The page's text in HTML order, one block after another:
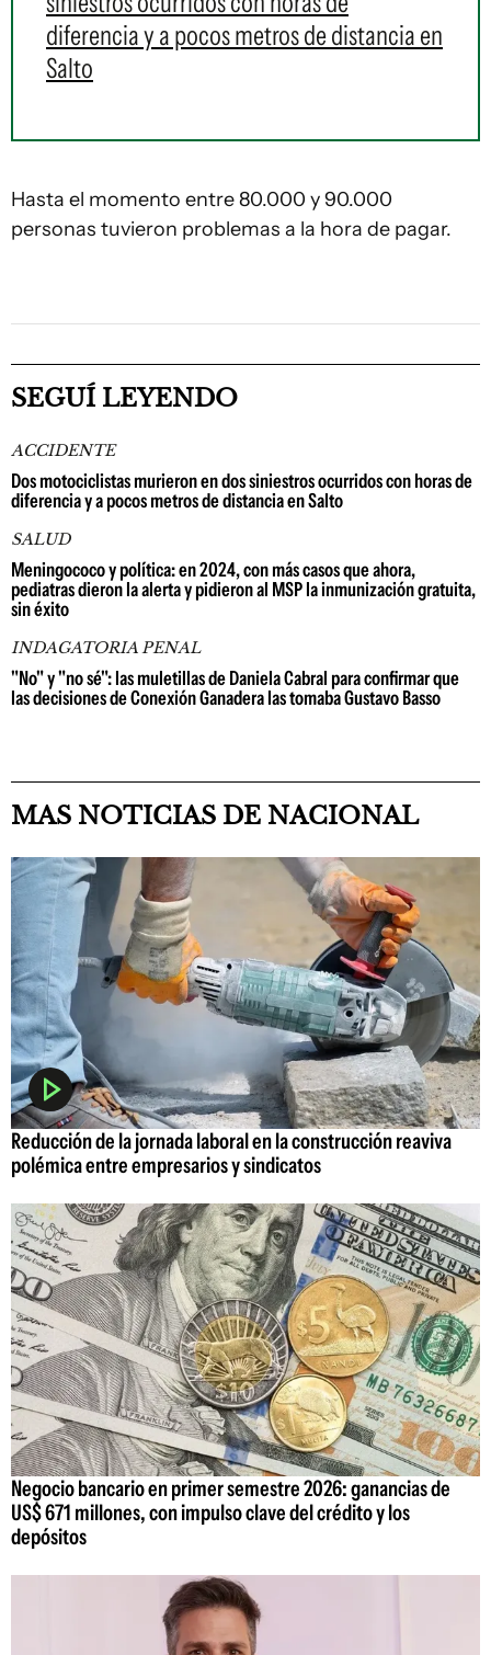
diferencia y a pocos metros de distancia en
Salto
Hasta el momento entre 80.000 y 90.000
personas tuvieron problemas a la hora de pagar.
SEGUÍ LEYENDO
ACCIDENTE
Dos motociclistas murieron en dos siniestros ocurridos con horas de
diferencia y a pocos metros de distancia en Salto
SALUD
Meningococo y política: en 2024, con más casos que ahora,
pediatras dieron la alerta y pidieron al MSP la inmunización gratuita,
sin éxito
INDAGATORIA PENAL
"No" y "no sé": las muletillas de Daniela Cabral para confirmar que
las decisiones de Conexión Ganadera las tomaba Gustavo Basso
MAS NOTICIAS DE NACIONAL
Reducción de la jornada laboral en la construcción reaviva
polémica entre empresarios y sindicatos
Negocio bancario en primer semestre 2026: ganancias de
US$ 671 millones, con impulso clave del crédito y los
depósitos